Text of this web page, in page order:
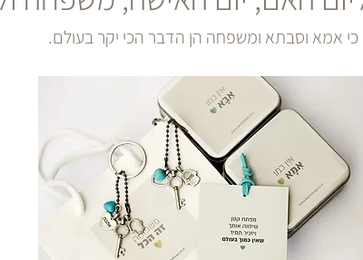
כי אמא וסבתא ומשפחה הן הדבר הכי יקר בעולם.